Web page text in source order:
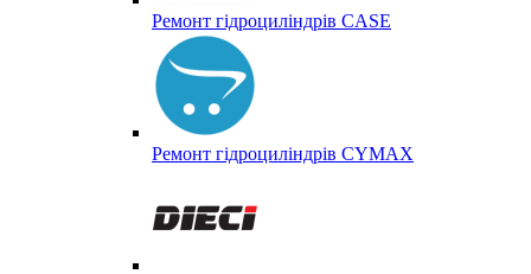
Ремонт гідроциліндрів CASE
Ремонт гідроциліндрів CYMAX